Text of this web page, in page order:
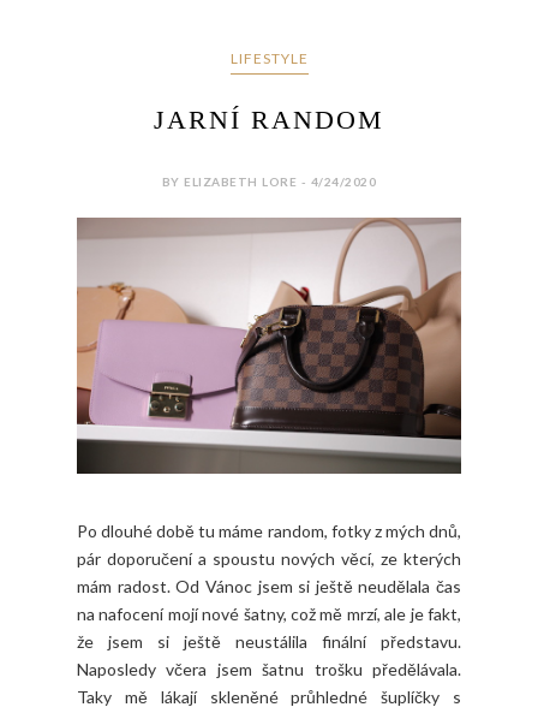
LIFESTYLE
JARNÍ RANDOM
BY ELIZABETH LORE - 4/24/2020
Po dlouhé době tu máme random, fotky z mých dnů,
pár doporučení a spoustu nových věcí, ze kterých
mám radost. Od Vánoc jsem si ještě neudělala čas
na nafocení mojí nové šatny, což mě mrzí, ale je fakt,
že jsem si ještě neustálila finální představu.
Naposledy včera jsem šatnu trošku předělávala.
Taky mě lákají skleněné průhledné šuplíčky s